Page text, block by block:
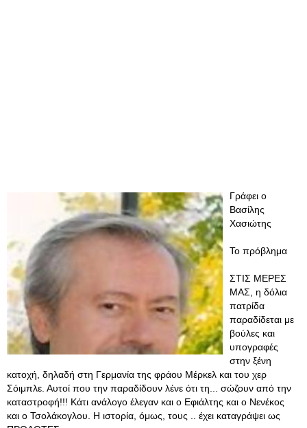
Γράφει ο
Βασίλης
Χασιώτης
Το πρόβλημα
ΣΤΙΣ ΜΕΡΕΣ
ΜΑΣ, η δόλια
πατρίδα
παραδίδεται με
βούλες και
υπογραφές
στην ξένη
κατοχή, δηλαδή στη Γερμανία της φράου Μέρκελ και του χερ
Σόιμπλε. Αυτοί που την παραδίδουν λένε ότι τη... σώζουν από την
καταστροφή!!! Κάτι ανάλογο έλεγαν και ο Εφιάλτης και ο Νενέκος
και ο Τσολάκογλου. Η ιστορία, όμως, τους .. έχει καταγράψει ως